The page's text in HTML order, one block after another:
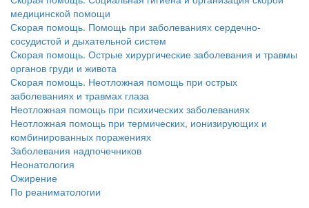
медицинской помощи
Скорая помощь. Помощь при заболеваниях сердечно-
сосудистой и дыхательной систем
Скорая помощь. Острые хирургические заболевания и травмы
органов груди и живота
Скорая помощь. Неотложная помощь при острых
заболеваниях и травмах глаза
Неотложная помощь при психических заболеваниях
Неотложная помощь при термических, ионизирующих и
комбинированных поражениях
Заболевания надпочечников
Неонатология
Ожирение
По реаниматологии